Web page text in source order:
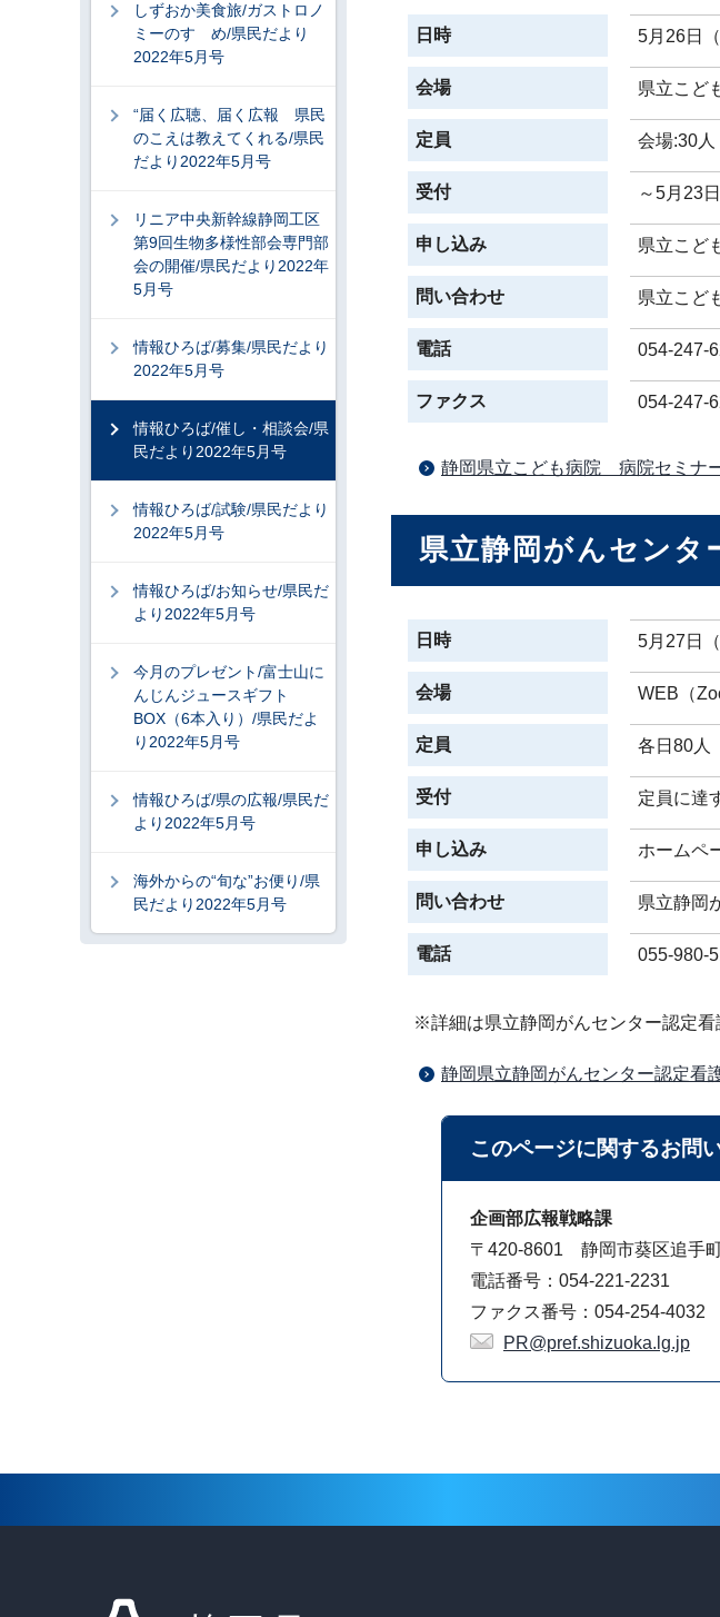
日時 5月26日
会場 県立こど
定員 会場:30人
受付 ～5月23
申し込み 県立こど
問い合わせ 県立こど
電話 054-247-
ファクス 054-247-
静岡県立こども病院 病院セミナ
県立静岡がんセンタ
日時 5月27日
会場 WEB（
定員 各日80人
受付 定員に達
申し込み ホームペ
問い合わせ 県立静岡
電話 055-980-
※詳細は県立静岡がんセンター認定
静岡県立静岡がんセンター認定看
このページに関するお問
企画部広報戦略課
〒420-8601 静岡市葵区追手
電話番号：054-221-2231
ファクス番号：054-254-4032
PR@pref.shizuoka.lg.jp
しずおか美食旅/ガストロノ
ミーのすゝめ/県民だより
2022年5月号
“届く広聴、届く広報 県民
のこえは教えてくれる/県民
だより2022年5月号
リニア中央新幹線静岡工区
第9回生物多様性部会専門部
会の開催/県民だより2022年
5月号
情報ひろば/募集/県民だより
2022年5月号
情報ひろば/催し・相談会/県
民だより2022年5月号
情報ひろば/試験/県民だより
2022年5月号
情報ひろば/お知らせ/県民だ
より2022年5月号
今月のプレゼント/富士山に
んじんジュースギフト
BOX（6本入り）/県民だよ
り2022年5月号
情報ひろば/県の広報/県民だ
より2022年5月号
海外からの“旬な”お便り/県
民だより2022年5月号